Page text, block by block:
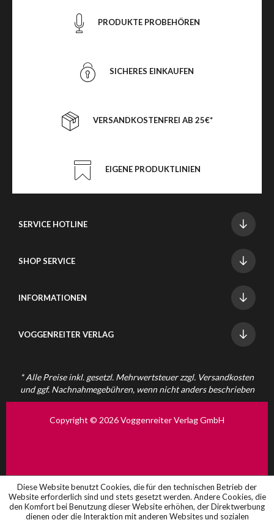
PRODUKTE PROBEHÖREN
SICHERES EINKAUFEN
VERSANDKOSTENFREI AB 25€*
EIGENE PRODUKTLINIEN
SERVICE HOTLINE
SHOP SERVICE
INFORMATIONEN
VOGGENREITER VERLAG
* Alle Preise inkl. gesetzl. Mehrwertsteuer zzgl. Versandkosten
und ggf. Nachnahmegebühren, wenn nicht anders beschrieben
Copyright © 2026 Voggenreiter Verlag GmbH
Diese Website benutzt Cookies, die für den technischen Betrieb der
Website erforderlich sind und stets gesetzt werden. Andere Cookies, die
den Komfort bei Benutzung dieser Website erhöhen, der Direktwerbung
dienen oder die Interaktion mit anderen Websites und sozialen